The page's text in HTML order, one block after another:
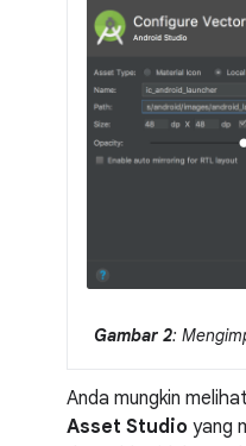
Gambar 2:
Anda mungkin
Asset Studio yang